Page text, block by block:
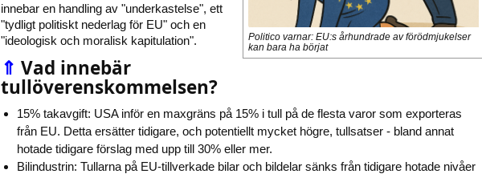
Politico varnar: EU:s århundrade av förödmjukelser
kan bara ha börjat
innebar en handling av "underkastelse", ett
"tydligt politiskt nederlag för EU" och en
"ideologisk och moralisk kapitulation".
⇑ Vad innebär
tullöverenskommelsen?
15% takavgift: USA inför en maxgräns på 15% i tull på de flesta varor som exporteras
från EU. Detta ersätter tidigare, och potentiellt mycket högre, tullsatser - bland annat
hotade tidigare förslag med upp till 30% eller mer.
Bilindustrin: Tullarna på EU-tillverkade bilar och bildelar sänks från tidigare hotade nivåer